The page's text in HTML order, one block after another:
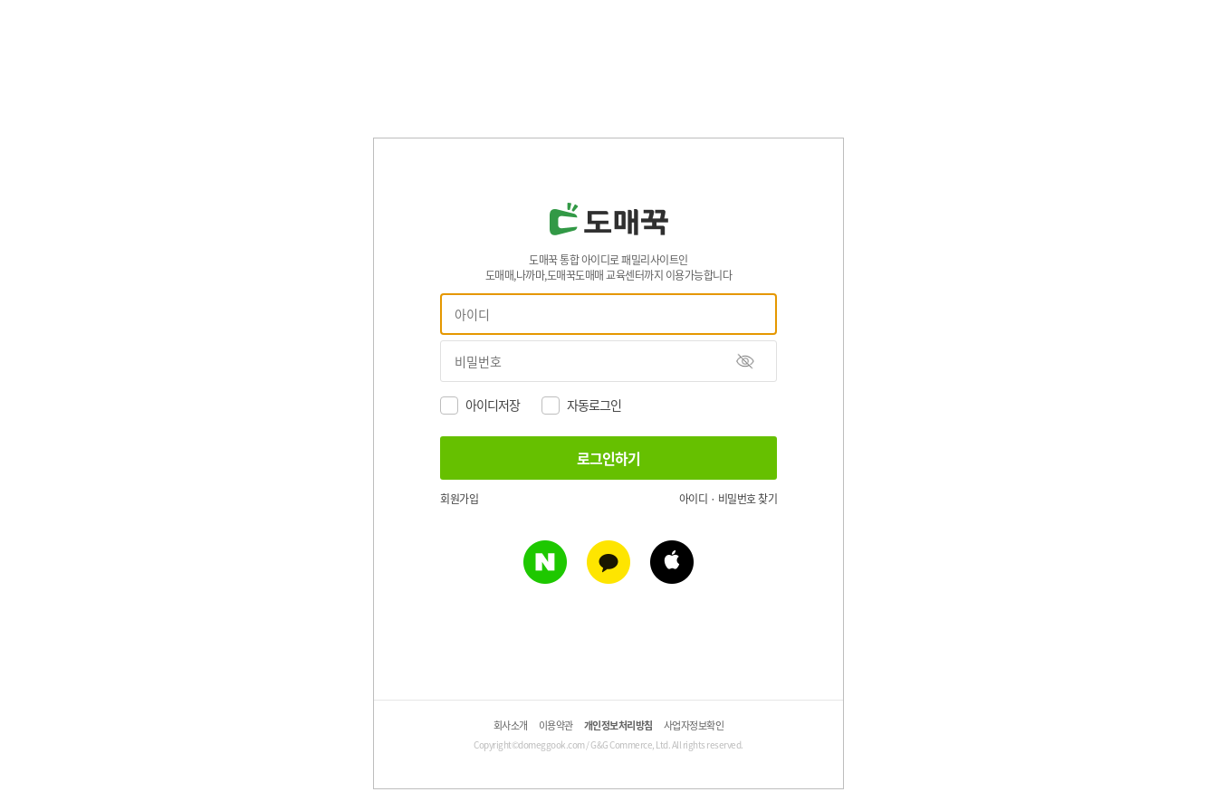
도매꾹 통합 아이디로 패밀리사이트인
도매매,나까마,도매꾹도매매 교육센터까지 이용가능합니다
아이디저장 자동로그인
회원가입 아이디 · 비밀번호 찾기
회사소개 이용약관 개인정보처리방침 사업자정보확인
Copyright©domeggook.com / G&G Commerce, Ltd. All rights reserved.